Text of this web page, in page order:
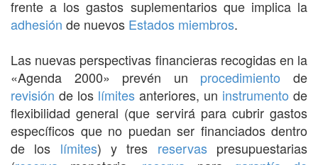
frente a los gastos suplementarios que implica la
adhesión de nuevos Estados miembros.
Las nuevas perspectivas financieras recogidas en la
«Agenda 2000» prevén un procedimiento de
revisión de los límites anteriores, un instrumento de
flexibilidad general (que servirá para cubrir gastos
específicos que no puedan ser financiados dentro
de los límites) y tres reservaspresupuestarias